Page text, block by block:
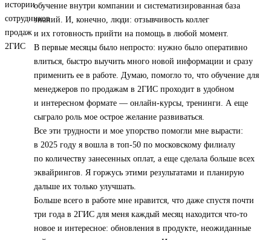
обучение внутри компании и систематизированная база
знаний. И, конечно, люди: отзывчивость коллег
и их готовность прийти на помощь в любой момент.
В первые месяцы было непросто: нужно было оперативно
влиться, быстро выучить много новой информации и сразу
применить ее в работе. Думаю, помогло то, что обучение для
менеджеров по продажам в 2ГИС проходит в удобном
и интересном формате — онлайн-курсы, тренинги. А еще
сыграло роль мое острое желание развиваться.
Все эти трудности и мое упорство помогли мне вырасти:
в 2025 году я вошла в топ‑50 по московскому филиалу
по количеству занесенных оплат, а еще сделала больше всех
эквайрингов. Я горжусь этими результатами и планирую
дальше их только улучшать.
Больше всего в работе мне нравится, что даже спустя почти
три года в 2ГИС для меня каждый месяц находится что-то
новое и интересное: обновления в продукте, неожиданные